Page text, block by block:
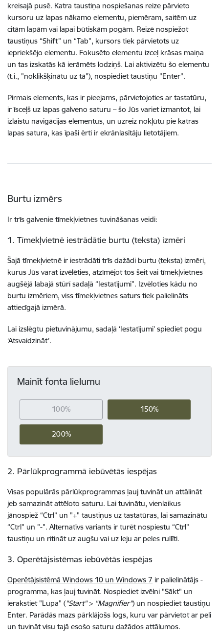
kreisajā pusē. Katra taustiņa nospiešanas reize pārvieto
kursoru uz lapas nākamo elementu, piemēram, saitēm uz
citām lapām vai lapai būtiskām pogām. Reizē nospiežot
taustiņus “Shift” un “Tab”, kursors tiek pārvietots uz
iepriekšējo elementu. Fokusēto elementu izceļ krāsas maiņa
un tas izskatās kā ierāmēts lodziņš. Lai aktivizētu šo elementu
(t.i., "noklikšķinātu uz tā"), nospiediet taustiņu "Enter".
Pirmais elements, kas ir pieejams, pārvietojoties ar tastatūru,
ir īsceļš uz lapas galveno saturu – šo Jūs variet izmantot, lai
izlaistu navigācijas elementus, un uzreiz nokļūtu pie katras
lapas satura, kas īpaši ērti ir ekrānlasītāju lietotājiem.
Burtu izmērs
Ir trīs galvenie tīmekļvietnes tuvināšanas veidi:
1. Tīmekļvietnē iestrādātie burtu (teksta) izmēri
Šajā tīmekļvietnē ir iestrādāti trīs dažādi burtu (teksta) izmēri,
kurus Jūs varat izvēlēties, atzīmējot tos šeit vai tīmekļvietnes
augšējā labajā stūrī sadaļā “Iestatījumi”. Izvēloties kādu no
burtu izmēriem, viss tīmekļvietnes saturs tiek palielināts
attiecīgajā izmērā.
Lai izslēgtu pietuvinājumu, sadaļā ‘Iestatījumi’ spiediet pogu
‘Atsvaidzināt’.
Mainīt fonta lielumu
100% 150%
200%
2. Pārlūkprogrammā iebūvētās iespējas
Visas populārās pārlūkprogrammas ļauj tuvināt un attālināt
jeb samazināt attēloto saturu. Lai tuvinātu, vienlaikus
jānospiež “Ctrl” un "+" taustiņus uz tastatūras, lai samazinātu
“Ctrl” un "-". Alternatīvs variants ir turēt nospiestu “Ctrl”
taustiņu un ritināt uz augšu vai uz leju ar peles rullīti.
3. Operētājsistēmas iebūvētās iespējas
Operētājsistēmā Windows 10 un Windows 7 ir palielinātājs -
programma, kas ļauj tuvināt. Nospiediet izvēlni "Sākt" un
ierakstiet "Lupa" ("Start"> "Magnifier") un nospiediet taustiņu
Enter. Parādās mazs pārklājošs logs, kuru var pārvietot ar peli
un tuvināt visu tajā esošo saturu dažādos attālumos.